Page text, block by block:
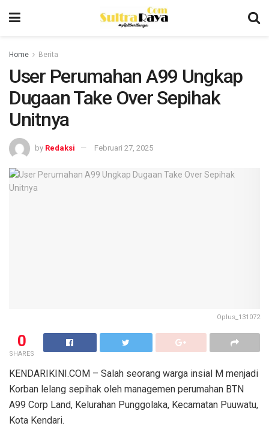
Home Berita
User Perumahan A99 Ungkap
Dugaan Take Over Sepihak
Unitnya
by Redaksi Februari 27, 2025
Oplus_131072
0
SHARES
KENDARIKINI.COM – Salah seorang warga insial M menjadi
Korban lelang sepihak oleh managemen perumahan BTN
A99 Corp Land, Kelurahan Punggolaka, Kecamatan Puuwatu,
Kota Kendari.